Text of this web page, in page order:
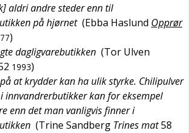
aldri andre steder enn til
på hjørnet (Ebba Haslund Opprør
)
dagligvarebutikken (Tor Ulven
1993)
at krydder kan ha ulik styrke. Chilipulver
innvandrerbutikker kan for eksempel
enn det man vanligvis finner i
(Trine Sandberg Trines mat58